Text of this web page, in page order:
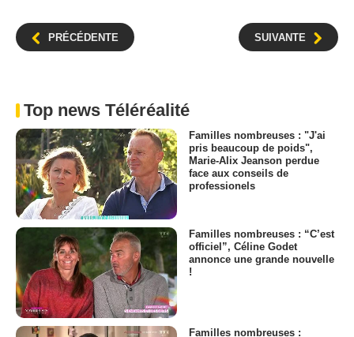
PRÉCÉDENTE SUIVANTE
Top news Téléréalité
Familles nombreuses : "J'ai
pris beaucoup de poids",
Marie-Alix Jeanson perdue
face aux conseils de
professionels
Familles nombreuses : “C’est
officiel”, Céline Godet
annonce une grande nouvelle
!
Familles nombreuses :